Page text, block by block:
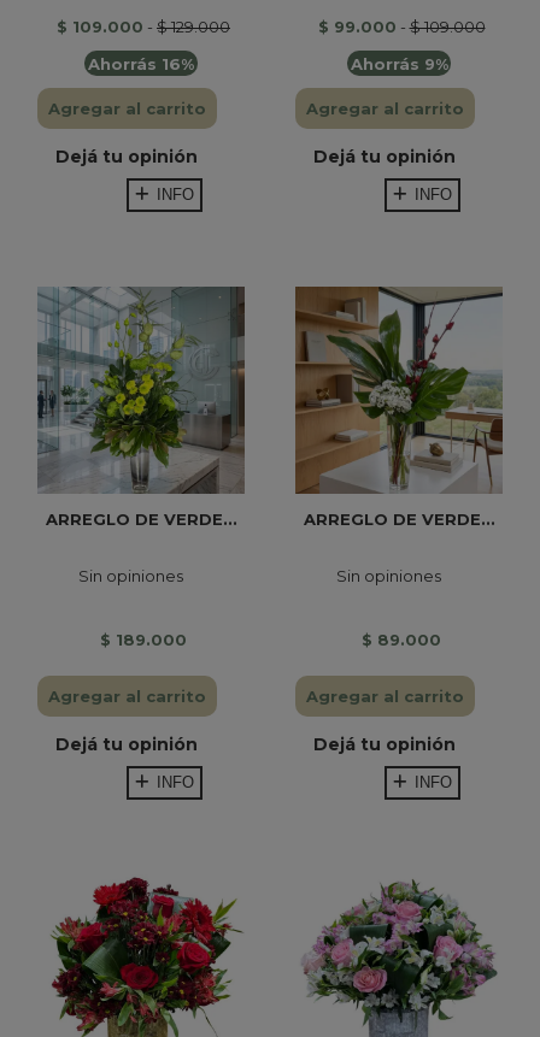
$ 109.000 - $ 129.000
Ahorrás 16%
Agregar al carrito
Dejá tu opinión
INFO
$ 99.000 -$ 109.000
Ahorrás 9%
Agregar al carrito
Dejá tu opinión
INFO
ARREGLO DE VERDE...
Sin opiniones
$ 189.000
Agregar al carrito
Dejá tu opinión
INFO
ARREGLO DE VERDE...
Sin opiniones
$ 89.000
Agregar al carrito
Dejá tu opinión
INFO